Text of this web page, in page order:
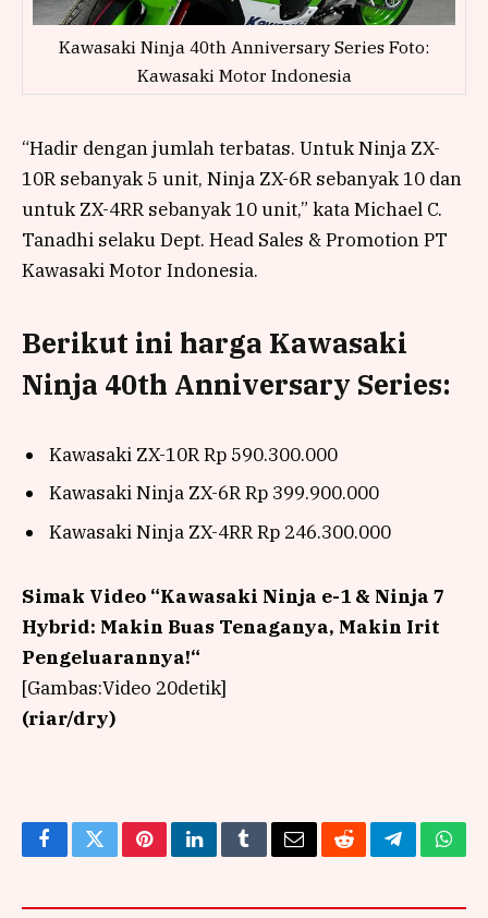
Kawasaki Ninja 40th Anniversary Series Foto:
Kawasaki Motor Indonesia
“Hadir dengan jumlah terbatas. Untuk Ninja ZX-
10R sebanyak 5 unit, Ninja ZX-6R sebanyak 10 dan
untuk ZX-4RR sebanyak 10 unit,” kata Michael C.
Tanadhi selaku Dept. Head Sales & Promotion PT
Kawasaki Motor Indonesia.
Berikut ini harga Kawasaki
Ninja 40th Anniversary Series:
Kawasaki ZX-10R Rp 590.300.000
Kawasaki Ninja ZX-6R Rp 399.900.000
Kawasaki Ninja ZX-4RR Rp 246.300.000
Simak Video “Kawasaki Ninja e-1 & Ninja 7
Hybrid: Makin Buas Tenaganya, Makin Irit
Pengeluarannya!“
[Gambas:Video 20detik]
(riar/dry)
FacebookTwitterPinterestLinkedInTumblrEmailRedditTelegram